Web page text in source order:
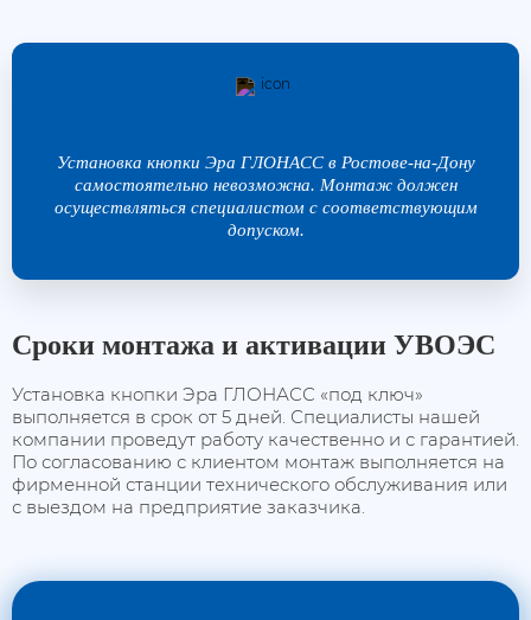
Установка кнопки Эра ГЛОНАСС в Ростове-на-Дону
самостоятельно невозможна. Монтаж должен
осуществляться специалистом с соответствующим
допуском.
Сроки монтажа и активации УВОЭС
Установка кнопки Эра ГЛОНАСС «под ключ»
выполняется в срок от 5 дней. Специалисты нашей
компании проведут работу качественно и с гарантией.
По согласованию с клиентом монтаж выполняется на
фирменной станции технического обслуживания или
с выездом на предприятие заказчика.